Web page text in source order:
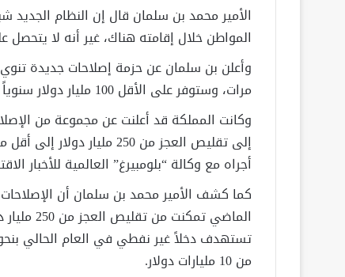
الأمير محمد بن سلمان قال إن النظام الجديد
المواطن خلال إقامته هناك، غير أنه لا
مرات، وستوفر على الأقل 100 مليار دولار سنوياً بحلول 2020
وكانت المملكة قد أعلنت عن مجموعة من
أجراه مع وكالة “بلومبيرغ” العالمية للأخبار
كما كشف الأمير محمد بن سلمان أن
من 10 مليارات دولار
.